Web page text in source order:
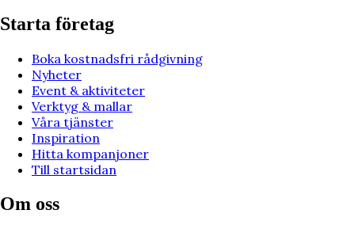
Starta företag
Boka kostnadsfri rådgivning
Nyheter
Event & aktiviteter
Verktyg & mallar
Våra tjänster
Inspiration
Hitta kompanjoner
Till startsidan
Om oss